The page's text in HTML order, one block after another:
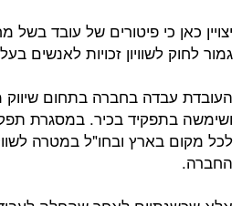
יצויין כאן כי פיטורים של עובד בשל
גמור לחוק לשוויון זכויות לאנשים
העובדת עבדה בחברה בתחום שיווק
ושימשה בתפקיד בכיר. במסגרת
לכל מקום בארץ ובחו"ל במטרה
החברה.